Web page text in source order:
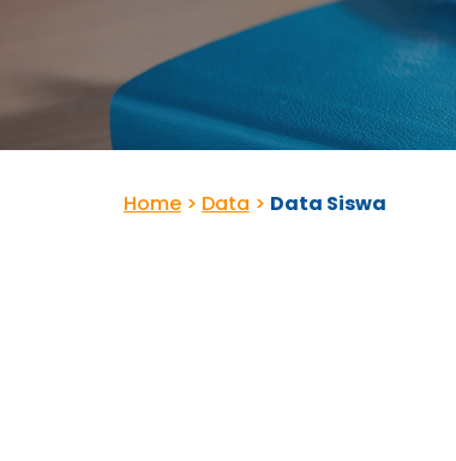
Home> Data > Data Siswa